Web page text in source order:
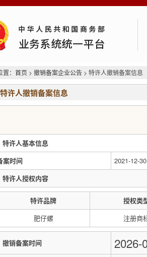
： 首页 > 撤销备案企业公告 > 特许人撤销备案信息
特许人撤销备案信息
特许人基本信息
案时间
2021-12-30
特许人授权内容
特许品牌
授权类
肥仔螺
注册商
撤销备案时间 2026-